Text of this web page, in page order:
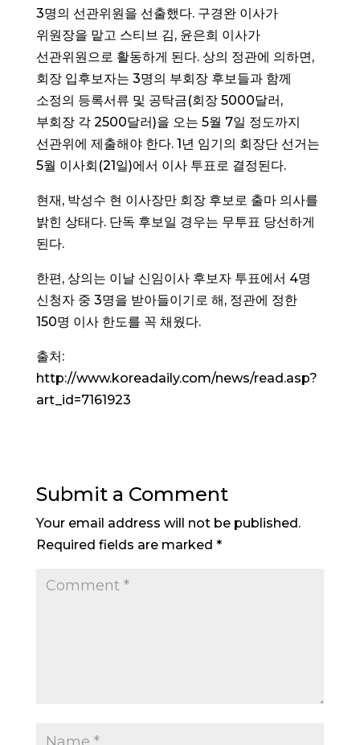
3명의 선관위원을 선출했다. 구경완 이사가
위원장을 맡고 스티브 김, 윤은희 이사가
선관위원으로 활동하게 된다. 상의 정관에 의하면,
회장 입후보자는 3명의 부회장 후보들과 함께
소정의 등록서류 및 공탁금(회장 5000달러,
부회장 각 2500달러)을 오는 5월 7일 정도까지
선관위에 제출해야 한다. 1년 임기의 회장단 선거는
5월 이사회(21일)에서 이사 투표로 결정된다.
현재, 박성수 현 이사장만 회장 후보로 출마 의사를
밝힌 상태다. 단독 후보일 경우는 무투표 당선하게
된다.
한편, 상의는 이날 신임이사 후보자 투표에서 4명
신청자 중 3명을 받아들이기로 해, 정관에 정한
150명 이사 한도를 꼭 채웠다.
출처:
http://www.koreadaily.com/news/read.asp?
art_id=7161923
Submit a Comment
Your email address will not be published.
Required fields are marked *